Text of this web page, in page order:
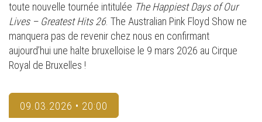
toute nouvelle tournée intitulée The Happiest Days of Our
Lives – Greatest Hits 26. The Australian Pink Floyd Show ne
manquera pas de revenir chez nous en confirmant
aujourd’hui une halte bruxelloise le 9 mars 2026 au Cirque
Royal de Bruxelles !
09.03.2026 • 20:00